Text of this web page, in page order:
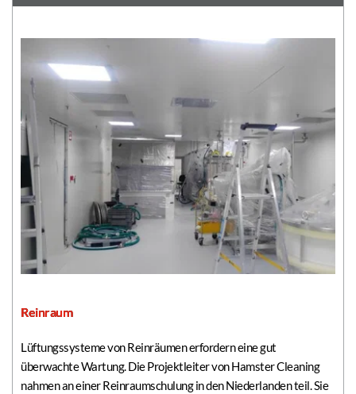
Reinraum
Lüftungssysteme von Reinräumen erfordern eine gut
überwachte Wartung. Die Projektleiter von Hamster Cleaning
nahmen an einer Reinraumschulung in den Niederlanden teil. Sie